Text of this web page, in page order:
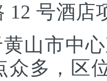
12 号酒店
山市中
众多，区